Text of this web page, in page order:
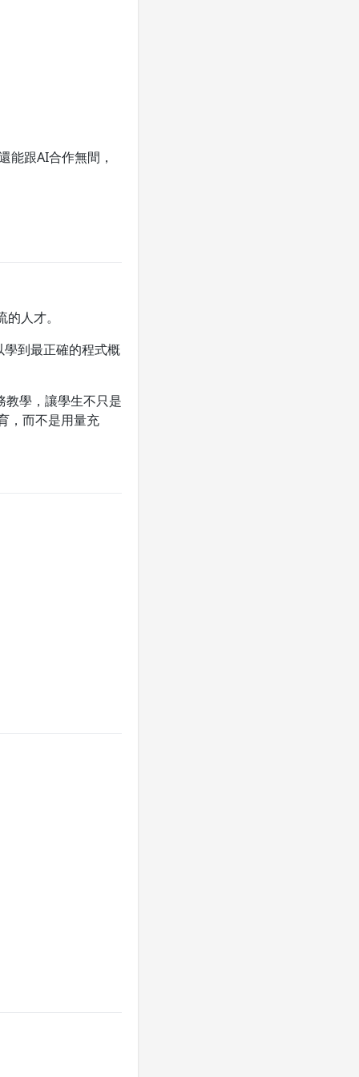
能跟AI合作無間，
人才。
到最正確的程式概
教學，讓學生不只是
，而不是用量充